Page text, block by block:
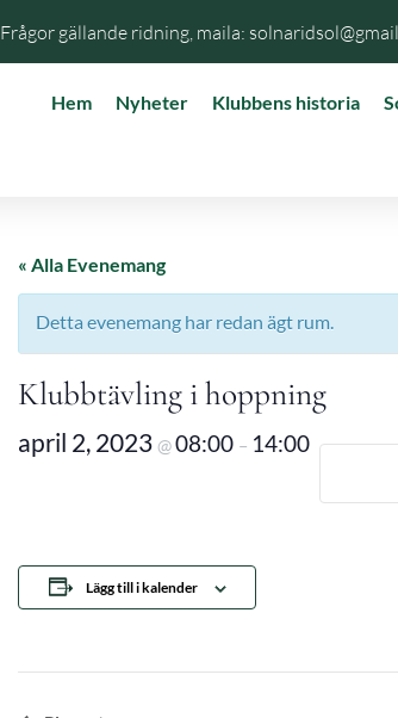
Frågor gällande ridning, maila:
Hem Nyheter Klubbens historia
« Alla Evenemang
Detta evenemang har redan ägt rum.
Klubbtävling i hoppning
april 2, 2023 @08:00 – 14:00
Lägg till i kalender